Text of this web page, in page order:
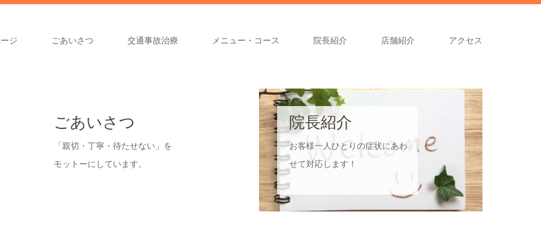
ジ ごあいさつ 交通事故治療 メニュー・コース 院長紹介 店舗紹介 アクセス
ごあいさつ
「親切・丁寧・待たせない」を
モットーにしています。
院長紹介
お客様一人ひとりの症状にあわ
せて対応します！